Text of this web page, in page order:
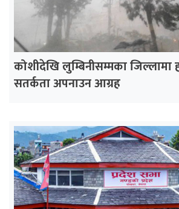
कोशीदेखि लुम्बिनीसम्मका जिल्लामा
सतर्कता अपनाउन आग्रह